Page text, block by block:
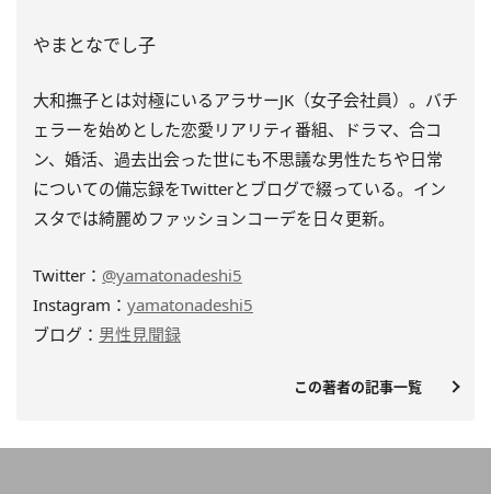
やまとなでし子
大和撫子とは対極にいるアラサーJK（女子会社員）。バチ
ェラーを始めとした恋愛リアリティ番組、ドラマ、合コ
ン、婚活、過去出会った世にも不思議な男性たちや日常
についての備忘録をTwitterとブログで綴っている。イン
スタでは綺麗めファッションコーデを日々更新。
Twitter： @yamatonadeshi5
Instagram： yamatonadeshi5
ブログ： 男性見聞録
この著者の記事一覧